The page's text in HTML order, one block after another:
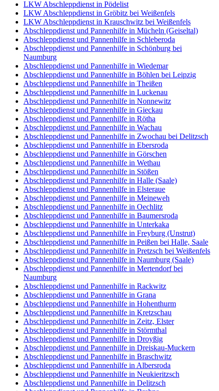
LKW Abschleppdienst in Pödelist
LKW Abschleppdienst in Gröbitz bei Weißenfels
LKW Abschleppdienst in Krauschwitz bei Weißenfels
Abschleppdienst und Pannenhilfe in Mücheln (Geiseltal)
Abschleppdienst und Pannenhilfe in Schleberoda
Abschleppdienst und Pannenhilfe in Schönburg bei
Naumburg
Abschleppdienst und Pannenhilfe in Wiedemar
Abschleppdienst und Pannenhilfe in Böhlen bei Leipzig
Abschleppdienst und Pannenhilfe in Theißen
Abschleppdienst und Pannenhilfe in Luckenau
Abschleppdienst und Pannenhilfe in Nonnewitz
Abschleppdienst und Pannenhilfe in Gieckau
Abschleppdienst und Pannenhilfe in Rötha
Abschleppdienst und Pannenhilfe in Wachau
Abschleppdienst und Pannenhilfe in Zwochau bei Delitzsch
Abschleppdienst und Pannenhilfe in Ebersroda
Abschleppdienst und Pannenhilfe in Görschen
Abschleppdienst und Pannenhilfe in Wethau
Abschleppdienst und Pannenhilfe in Stößen
Abschleppdienst und Pannenhilfe in Halle (Saale)
Abschleppdienst und Pannenhilfe in Elsteraue
Abschleppdienst und Pannenhilfe in Meineweh
Abschleppdienst und Pannenhilfe in Oechlitz
Abschleppdienst und Pannenhilfe in Baumersroda
Abschleppdienst und Pannenhilfe in Unterkaka
Abschleppdienst und Pannenhilfe in Freyburg (Unstrut)
Abschleppdienst und Pannenhilfe in Peißen bei Halle, Saale
Abschleppdienst und Pannenhilfe in Pretzsch bei Weißenfels
Abschleppdienst und Pannenhilfe in Naumburg (Saale)
Abschleppdienst und Pannenhilfe in Mertendorf bei
Naumburg
Abschleppdienst und Pannenhilfe in Rackwitz
Abschleppdienst und Pannenhilfe in Grana
Abschleppdienst und Pannenhilfe in Hohenthurm
Abschleppdienst und Pannenhilfe in Kretzschau
Abschleppdienst und Pannenhilfe in Zeitz, Elster
Abschleppdienst und Pannenhilfe in Störmthal
Abschleppdienst und Pannenhilfe in Droyßig
Abschleppdienst und Pannenhilfe in Dreiskau-Muckern
Abschleppdienst und Pannenhilfe in Braschwitz
Abschleppdienst und Pannenhilfe in Albersroda
Abschleppdienst und Pannenhilfe in Neukieritzsch
Abschleppdienst und Pannenhilfe in Delitzsch